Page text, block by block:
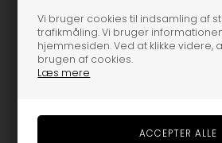
Vi bruger cookies til indsamling af
trafikmåling. Vi bruger
hjemmesiden. Ved at klikke videre,
brugen af cookies.
Læs mere
Nusseklude er perfekte at have til
varme og hjælper, når barnet skal sove.
Vaskes ved 40 gr.